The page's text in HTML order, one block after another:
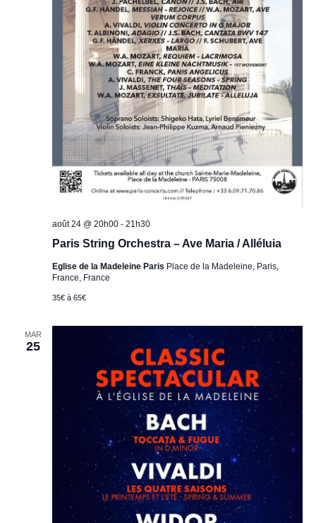
Paris String Orchestra – Ave Maria / Alléluia
août 24 @ 20h00- 21h30
Eglise de la Madeleine Paris Place de la Madeleine, Paris,
France, France
35€ à 65€
MAR
25